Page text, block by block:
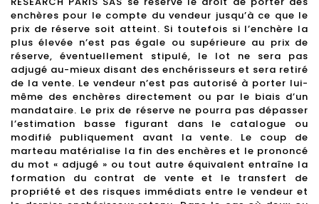
enchères pour le compte du vendeur jusqu’à ce que le
prix de réserve soit atteint. Si toutefois si l’enchère la
plus élevée n’est pas égale ou supérieure au prix de
réserve, éventuellement stipulé, le lot ne sera pas
adjugé au-mieux disant des enchérisseurs et sera retiré
de la vente. Le vendeur n’est pas autorisé à porter lui-
même des enchères directement ou par le biais d’un
mandataire. Le prix de réserve ne pourra pas dépasser
l’estimation basse figurant dans le catalogue ou
modifié publiquement avant la vente. Le coup de
marteau matérialise la fin des enchères et le prononcé
du mot « adjugé » ou tout autre équivalent entraîne la
formation du contrat de vente et le transfert de
propriété et des risques immédiats entre le vendeur et